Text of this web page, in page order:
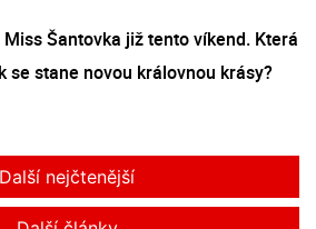
Miss Šantovka již tento víkend. Která
se stane novou královnou krásy?
Další nejčtenější